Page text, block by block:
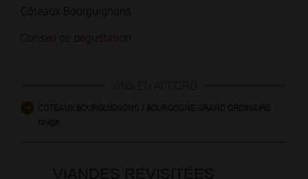
Côteaux Bourguignons
Conseil de dégustation
VINS EN ACCORD